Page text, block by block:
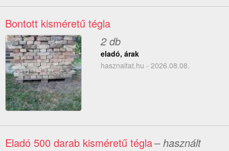
Bontott kisméretű tégla
2 db
eladó, árak
hasznaltat.hu - 2026.08.08.
Eladó 500 darab kisméretű tégla– használt